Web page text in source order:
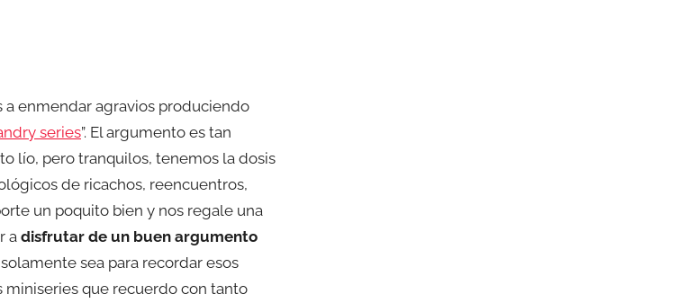
enmendar agravios produciendo
series”. El argumento es tan
lío, pero tranquilos, tenemos la dosis
de ricachos, reencuentros,
un poquito bien y nos regale una
a disfrutar de un buen argumento
sea para recordar esos
miniseries que recuerdo con tanto